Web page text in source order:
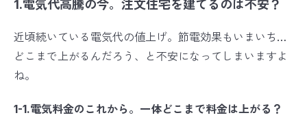
1.電気代高騰の今。注文住宅を建てるのは不安？
近頃続いている電気代の値上げ。節電効果もいまいち…
どこまで上がるんだろう、と不安になってしまいますよ
ね。
1-1.電気料金のこれから。一体どこまで料金は上がる？